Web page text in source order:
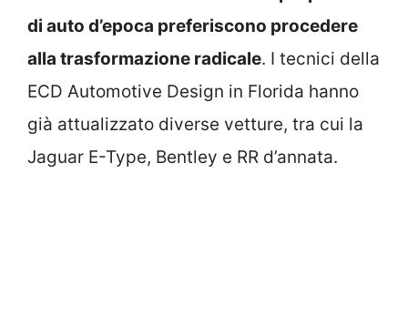
di auto d’epoca preferiscono procedere
alla trasformazione radicale. I tecnici della
ECD Automotive Design in Florida hanno
già attualizzato diverse vetture, tra cui la
Jaguar E-Type, Bentley e RR d’annata.